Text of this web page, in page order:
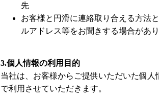
先
お客様と円滑に連絡取り合える方法
ルアドレス等をお聞きする場合があ
3.個人情報の利用目的
当社は、お客様からご提供いただいた個
で利用させていただきます。